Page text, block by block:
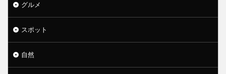
グルメ
スポット
自然